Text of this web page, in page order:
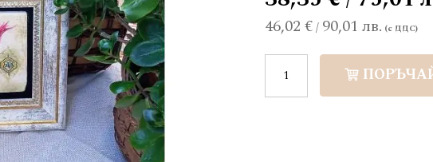
46,02 €/ 90,01 лв.